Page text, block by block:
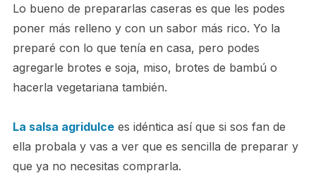
Lo bueno de prepararlas caseras es que les podes
poner más relleno y con un sabor más rico. Yo la
preparé con lo que tenía en casa, pero podes
agregarle brotes e soja, miso, brotes de bambú o
hacerla vegetariana también.
La salsa agridulcees idéntica así que si sos fan de
ella probala y vas a ver que es sencilla de preparar y
que ya no necesitas comprarla.